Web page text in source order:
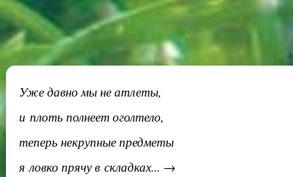
Уже давно мы не атлеты,
и плоть полнеет оголтело,
теперь некрупные предметы
я ловко прячу в складках... →